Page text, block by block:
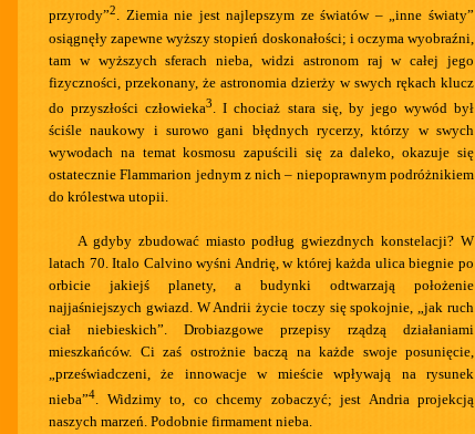
przyrody”2. Ziemia nie jest najlepszym ze światów – „inne światy”
osiągnęły zapewne wyższy stopień doskonałości; i oczyma wyobraźni,
tam w wyższych sferach nieba, widzi astronom raj w całej jego
fizyczności, przekonany, że astronomia dzierży w swych rękach klucz
do przyszłości człowieka3
. I chociaż stara się, by jego wywód był
ściśle naukowy i surowo gani błędnych rycerzy, którzy w swych
wywodach na temat kosmosu zapuścili się za daleko, okazuje się
ostatecznie Flammarion jednym z nich – niepoprawnym podróżnikiem
do królestwa utopii.
A gdyby zbudować miasto podług gwiezdnych konstelacji? W
latach 70. Italo Calvino wyśni Andrię, w której każda ulica biegnie po
orbicie jakiejś planety, a budynki odtwarzają położenie
najjaśniejszych gwiazd. W Andrii życie toczy się spokojnie, „jak ruch
ciał niebieskich”. Drobiazgowe przepisy rządzą działaniami
mieszkańców. Ci zaś ostrożnie baczą na każde swoje posunięcie,
„przeświadczeni, że innowacje w mieście wpływają na rysunek
nieba”4. Widzimy to, co chcemy zobaczyć; jest Andria projekcją
naszych marzeń. Podobnie firmament nieba.